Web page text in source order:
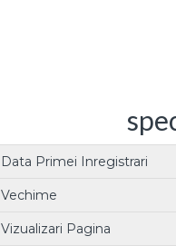
Data Primei Inregistrari
Vechime
Vizualizari Pagina